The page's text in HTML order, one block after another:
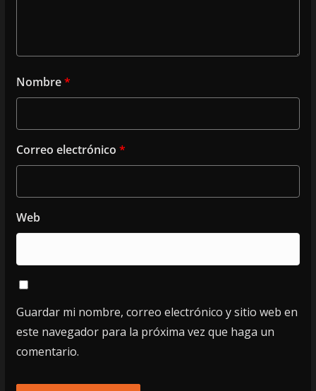
Nombre*
Correo electrónico *
Web
Guardar mi nombre, correo electrónico y sitio web en
este navegador para la próxima vez que haga un
comentario.